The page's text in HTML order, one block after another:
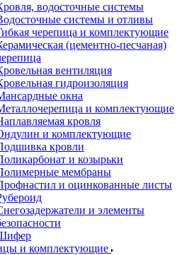
водосточные системы
системы и отливы
черепица и комплектующие
(цементно-песчаная)
вентиляция
гидроизоляция
окна
и комплектующие
кровля
и комплектующие
кровли
и козырьки
мембраны
и оцинкованные листы
и элементы
и комплектующие